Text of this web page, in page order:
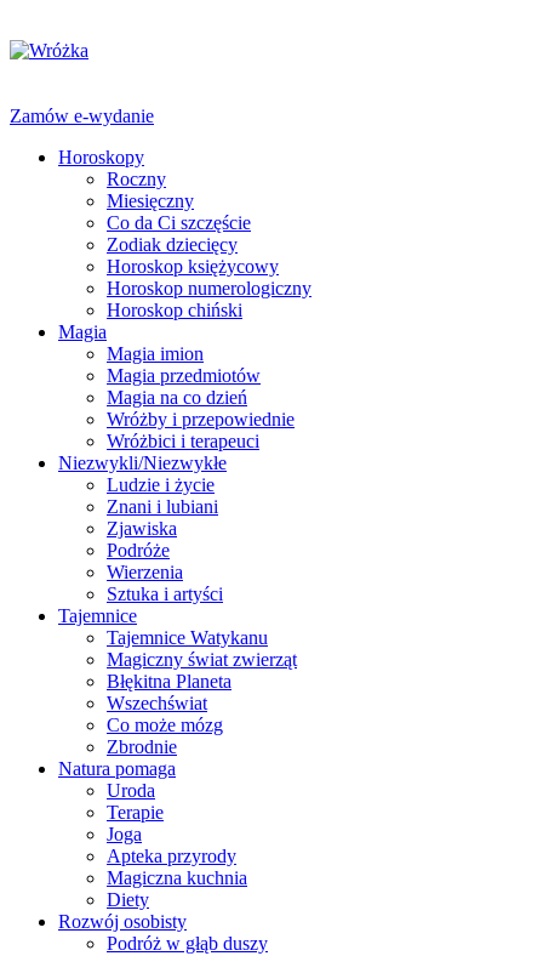
Zamów e-wydanie
Horoskopy
Roczny
Miesięczny
Co da Ci szczęście
Zodiak dziecięcy
Horoskop księżycowy
Horoskop numerologiczny
Horoskop chiński
Magia
Magia imion
Magia przedmiotów
Magia na co dzień
Wróżby i przepowiednie
Wróżbici i terapeuci
Niezwykli/Niezwykłe
Ludzie i życie
Znani i lubiani
Zjawiska
Podróże
Wierzenia
Sztuka i artyści
Tajemnice
Tajemnice Watykanu
Magiczny świat zwierząt
Błękitna Planeta
Wszechświat
Co może mózg
Zbrodnie
Natura pomaga
Uroda
Terapie
Joga
Apteka przyrody
Magiczna kuchnia
Diety
Rozwój osobisty
Podróż w głąb duszy